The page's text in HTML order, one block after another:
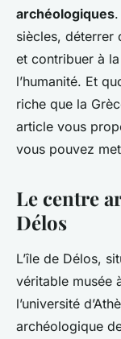
archéologiques
siècles, déterrer
et contribuer à
l’humanité. Et
riche que la
article vous
vous pouvez
Le centre
Délos
L’île de Délos,
véritable musée
l’université
archéologique